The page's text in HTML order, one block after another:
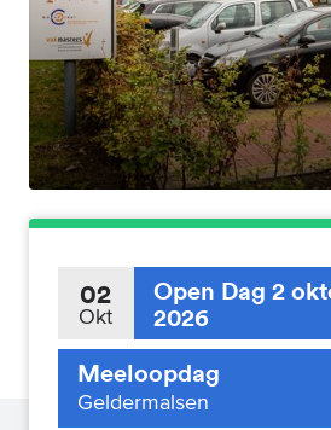
02
Okt
Open Dag 2
2026
Meeloopdag
Geldermalsen